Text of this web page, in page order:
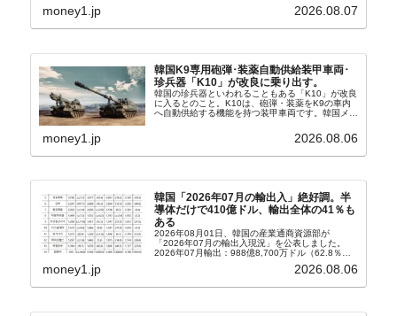
バンクにして不良債権の買い取りを行い、分割償還
money1.jp 2026.08.07
韓国K9専用砲弾･装薬自動供給装甲車両･
珍兵器「K10」が改良に乗り出す。
韓国の珍兵器といわれることもある「K10」が改良
に入るとのこと。K10は、砲弾・装薬をK9の車内
へ自動供給する機能を持つ装甲車両です。韓国メデ
から以下に一部を引きます。2005年に初めて...
money1.jp 2026.08.06
韓国「2026年07月の輸出入」絶好調。半
導体だけで410億ドル、輸出全体の41％も
ある
2026年08月01日、韓国の産業通商資源部が
「2026年07月の輸出入現況」を公表しました。
2026年07月輸出：988億8,700万ドル（62.8％）
money1.jp 2026.08.06